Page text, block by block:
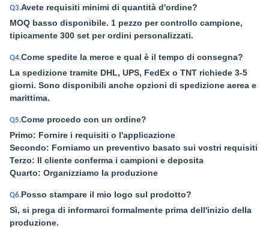
Q3.Avete requisiti minimi di quantità d'ordine?
MOQ basso disponibile. 1 pezzo per controllo campione,
tipicamente 300 set per ordini personalizzati.
Q4.Come spedite la merce e qual è il tempo di consegna?
La spedizione tramite DHL, UPS, FedEx o TNT richiede 3-5
giorni. Sono disponibili anche opzioni di spedizione aerea e
marittima.
Q5.Come procedo con un ordine?
Primo: Fornire i requisiti o l'applicazione
Secondo: Forniamo un preventivo basato sui vostri requisiti
Terzo: Il cliente conferma i campioni e deposita
Quarto: Organizziamo la produzione
Q6.Posso stampare il mio logo sul prodotto?
Sì, si prega di informarci formalmente prima dell'inizio della
produzione.